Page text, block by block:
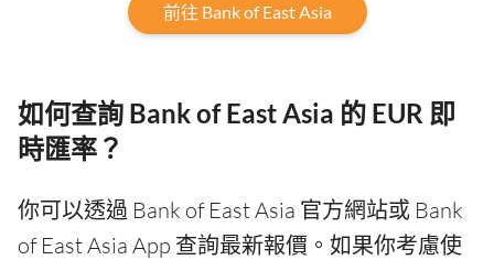
前往 Bank of East Asia
如何查詢 Bank of East Asia 的 EUR 即
時匯率？
你可以透過 Bank of East Asia 官方網站或 Bank
of East Asia App 查詢最新報價。如果你考慮使